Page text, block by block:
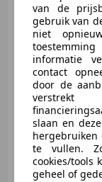
01/2005
van de
gebruik van
niet
informatie
contact
door de
slaan en
hergebruiken
te vullen.
cookies/tools
geheel of